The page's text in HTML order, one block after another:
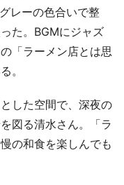
レーの色合いで整
た。BGMにジャズ
「ラーメン店とは思
。
した空間で、深夜の
図る清水さん。「ラ
の和食を楽しんでも